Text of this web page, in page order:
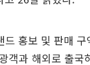
홍보 및 판매
객과 해외로 출국